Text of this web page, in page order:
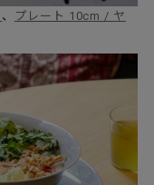
、
プレート 10cm / ヤ